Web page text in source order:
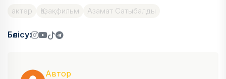
актер Қазақфильм Азамат Сатыбалды
Бөлісу:
Автор